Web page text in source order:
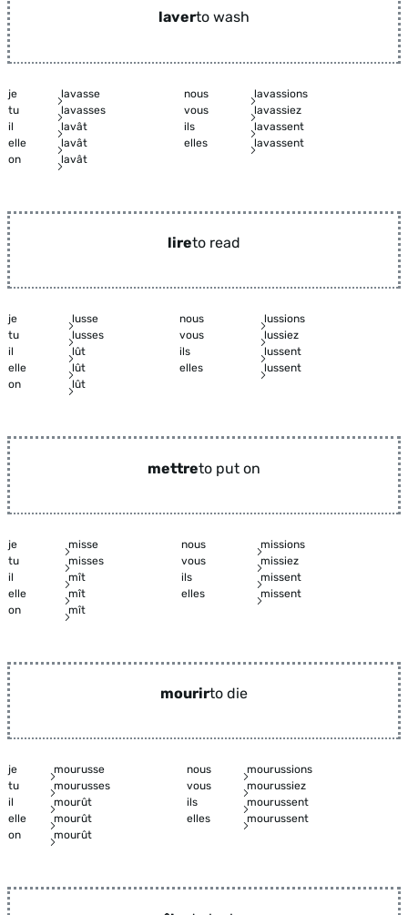
laverto wash
je lavasse nous
lavassions
tu
lavasses vous
lavassiez
il
lavât ils
lavassent
elle
lavât elles
lavassent
on
lavât
lireto read
je lusse nous
lussions
tu
lusses vous
lussiez
il
lût ils
lussent
elle
lût elles
lussent
on
lût
mettreto put on
je misse nous
missions
tu
misses vous
missiez
il
mît ils
missent
elle
mît elles
missent
on
mît
mourirto die
je mourusse nous
mourussions
tu
mourusses vous
mourussiez
il
mourût ils
mourussent
elle
mourût elles
mourussent
on
mourût